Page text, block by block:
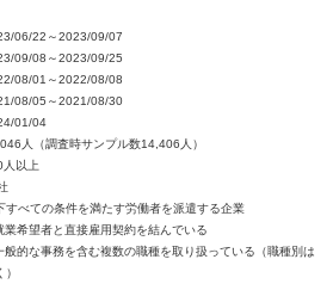
06/22～2023/09/07
09/08～2023/09/25
08/01～2022/08/08
08/05～2021/08/30
01/04
人（調査時サンプル数14,406人）
人以上
すべての条件を満たす労働者を派遣する企業
業希望者と直接雇用契約を結んでいる
般的な事務を含む複数の職種を取り扱っている（職種別は
）